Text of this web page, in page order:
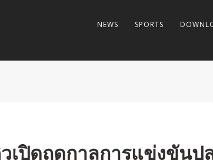
NEWS SPORTS
เปิดฤดูกาลการแข่งขันป